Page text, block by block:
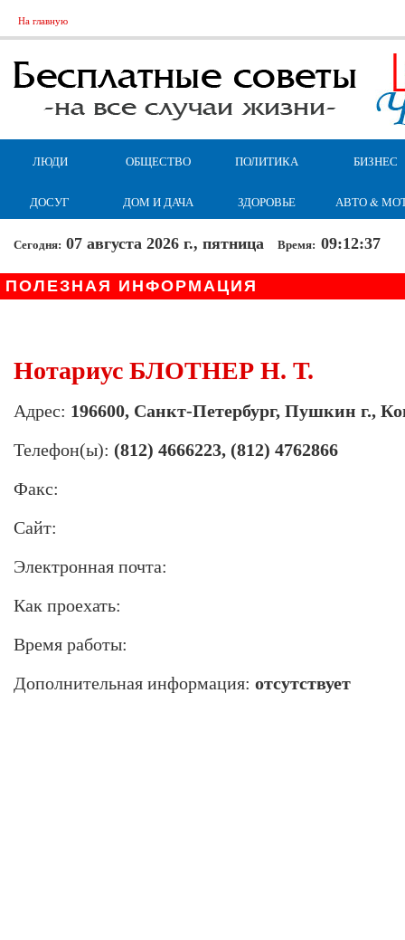
На главную
ЛЮДИ ОБЩЕСТВО ПОЛИТИКА БИЗНЕС
ДОСУГ ДОМ И ДАЧА ЗДОРОВЬЕ АВТО &
Сегодня: 07 августа 2026 г., пятница Время: 09:12:38
ПОЛЕЗНАЯ ИНФОРМАЦИЯ
Нотариус БЛОТНЕР Н. Т.
Адрес: 196600, Санкт-Петербург, Пушкин г.,
Телефон(ы): (812) 4666223, (812) 4762866
Факс:
Сайт:
Электронная почта:
Как проехать:
Время работы:
Дополнительная информация: отсутствует